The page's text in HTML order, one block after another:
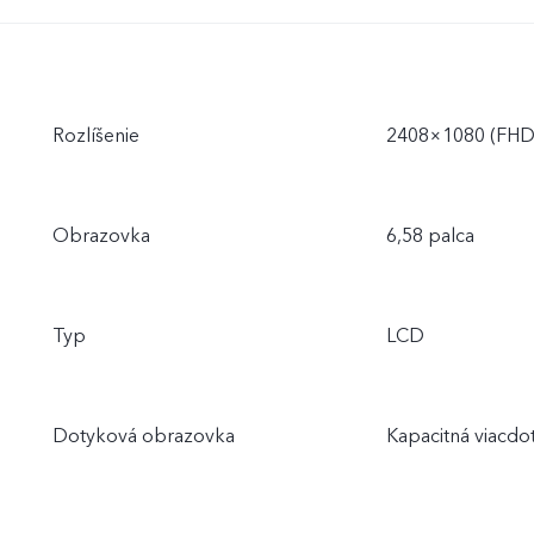
Rozlíšenie 2408×1080
Obrazovka 6,58 palca
Typ LCD
Dotyková obrazovka Kapacitná